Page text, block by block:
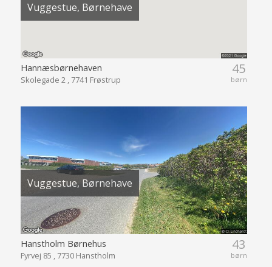
Vuggestue, Børnehave
45
børn
Hannæsbørnehaven
Skolegade 2 , 7741 Frøstrup
Vuggestue, Børnehave
43
børn
Hanstholm Børnehus
Fyrvej 85 , 7730 Hanstholm